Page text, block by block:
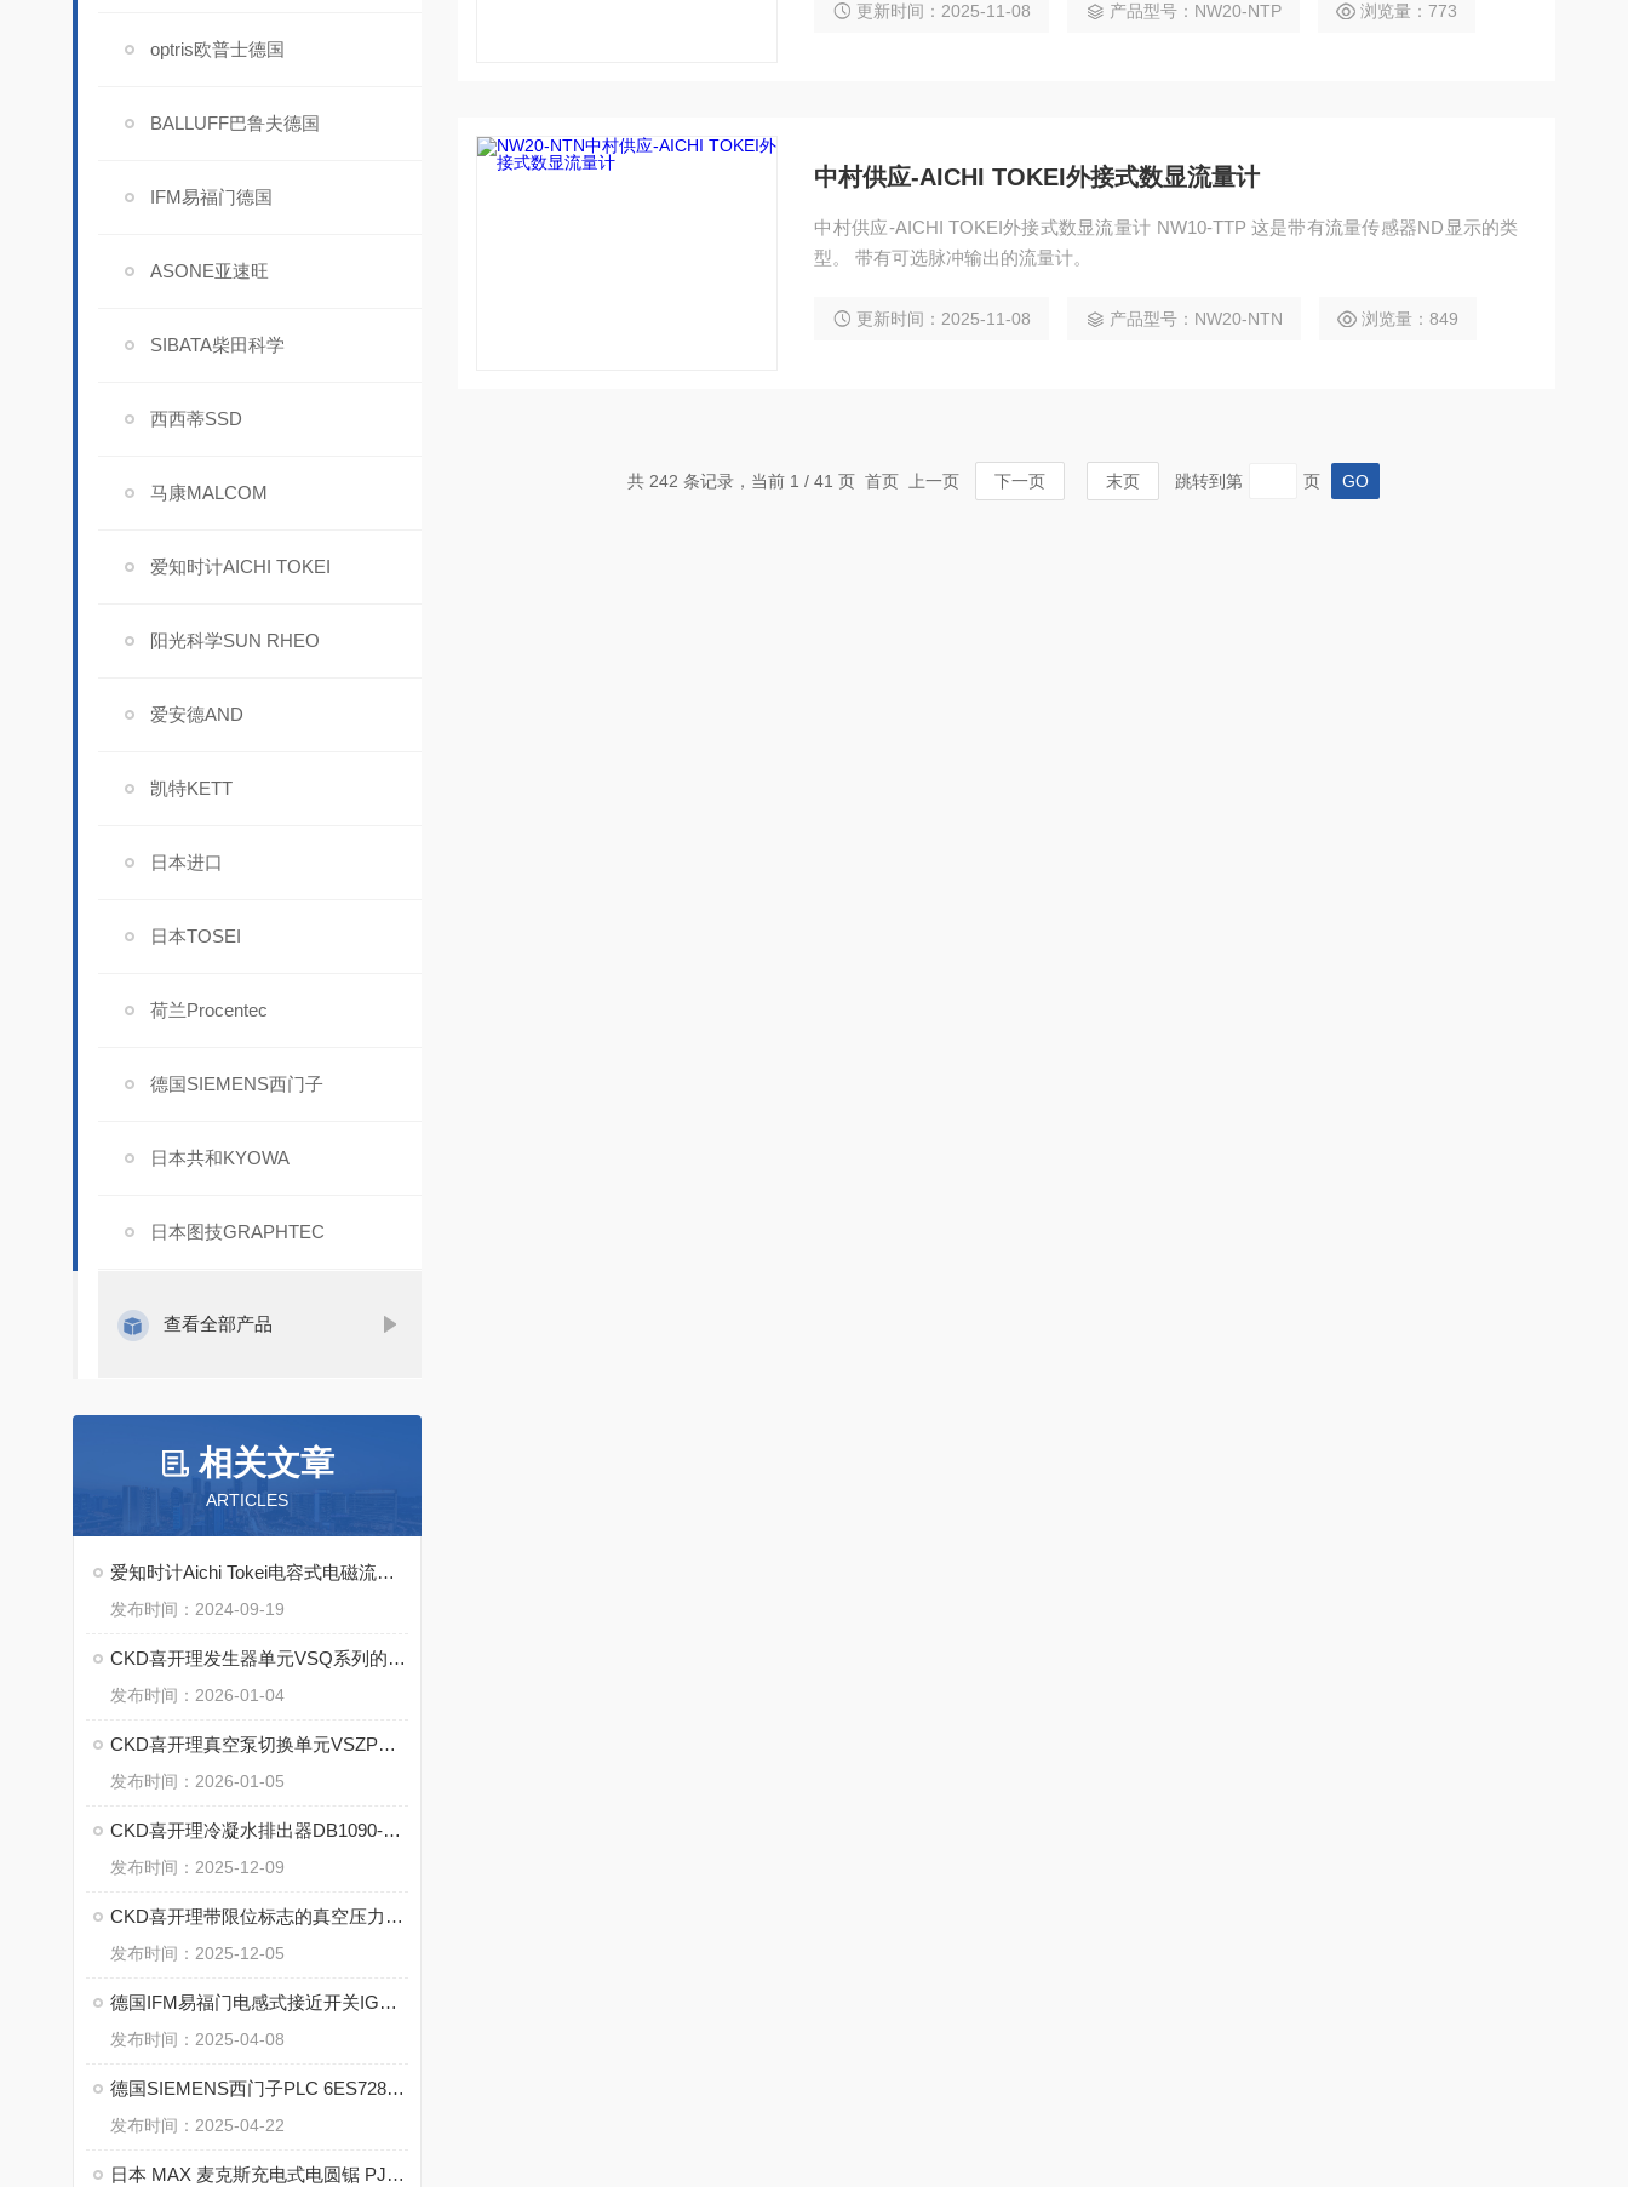
optris欧普士德国
BALLUFF巴鲁夫德国
IFM易福门德国
ASONE亚速旺
SIBATA柴田科学
西西蒂SSD
马康MALCOM
爱知时计AICHI TOKEI
阳光科学SUN RHEO
爱安德AND
凯特KETT
日本进口
日本TOSEI
荷兰Procentec
德国SIEMENS西门子
日本共和KYOWA
日本图技GRAPHTEC
查看全部产品
相关文章
ARTICLES
爱知时计Aichi Tokei电容式电磁流量监测仪FMO
发布时间：2024-09-19
CKD喜开理发生器单元VSQ系列的优势
发布时间：2026-01-04
CKD喜开理真空泵切换单元VSZPM系列的维修保养
发布时间：2026-01-05
CKD喜开理冷凝水排出器DB1090-20-AC200V的工作原理
发布时间：2025-12-09
CKD喜开理带限位标志的真空压力表VG41D-6-P01的参数
发布时间：2025-12-05
德国IFM易福门电感式接近开关IGW200的特点
发布时间：2025-04-08
德国SIEMENS西门子PLC 6ES7288-1CR30-0AA1 的特点
发布时间：2025-04-22
日本 MAX 麦克斯充电式电圆锯 PJ-CS61CDP 系列核心技术
更新时间：2025-11-08 产品型号：NW20-NTP 浏览量：773
中村供应-AICHI TOKEI外接式数显流量计
中村供应-AICHI TOKEI外接式数显流量计 NW10-TTP 这是带有流量传感器ND显示的类
型。 带有可选脉冲输出的流量计。
更新时间：2025-11-08 产品型号：NW20-NTN 浏览量：849
共 242 条记录，当前 1 / 41 页 首页 上一页 下一页 末页 跳转到第 页